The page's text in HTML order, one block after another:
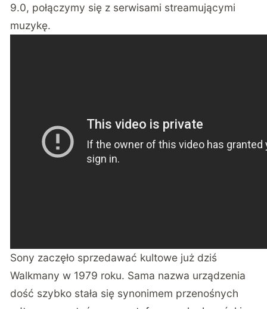
9.0, połączymy się z serwisami streamującymi
muzykę.
Sony zaczęło sprzedawać kultowe już dziś
Walkmany w 1979 roku. Sama nazwa urządzenia
dość szybko stała się synonimem przenośnych